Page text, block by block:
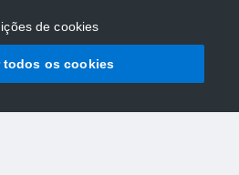
de cookies
todos os cookies